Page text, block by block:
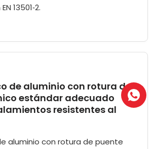
13501‑2.
de aluminio con rotura de
estándar adecuado
resistentes al
aluminio con rotura de puente